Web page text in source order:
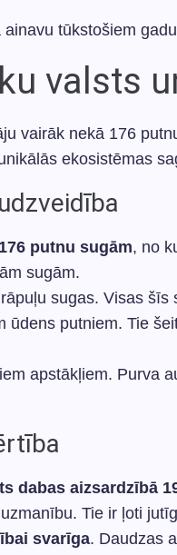
tūkstošiem
valsts
vairāk nekā 176
ekosistēmas
176 putnu sugām, no
sugām.
sugas. Visas šīs
ūdens putniem. Tie
apstākļiem. Purva
dabas aizsardzībā
Tie ir ļoti
svarīga. Daudzas